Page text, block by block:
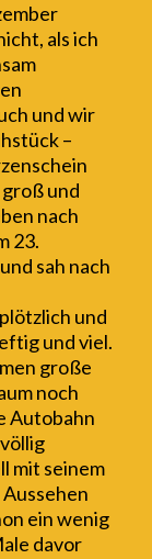
als ich
und wir
–
und
nach
23.
sah nach
und
und viel.
große
noch
Autobahn
mit seinem
ein wenig
davor